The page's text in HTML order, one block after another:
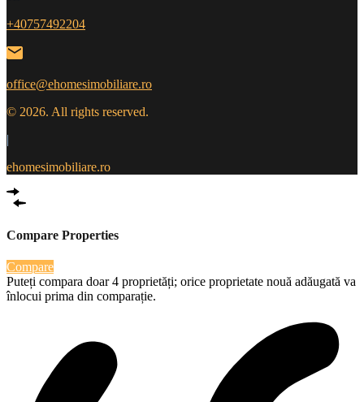
+40757492204
office@ehomesimobiliare.ro
© 2026. All rights reserved.
|
ehomesimobiliare.ro
Compare Properties
Compare
Puteți compara doar 4 proprietăți; orice proprietate nouă adăugată va
înlocui prima din comparație.